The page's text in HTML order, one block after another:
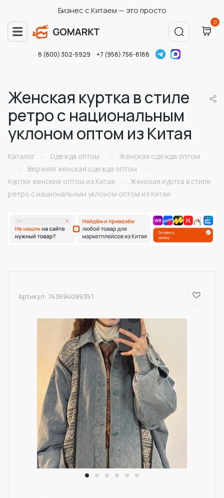
Бизнес с Китаем — это просто
0
8 (800) 302-5929 +7 (958) 756-8188
Женская куртка в стиле
ретро с национальным
уклоном оптом из Китая
Каталог — Одежда оптом —
Женская одежда оптом
—
Верхняя женская одежда оптом
—
Куртки женские оптом из Китая —
Женская куртка в стиле
ретро с национальным уклоном оптом из Китая
Артикул: 743694099351